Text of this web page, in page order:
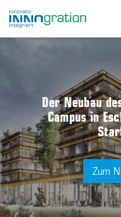
Der Neubau
Campus in
Zum